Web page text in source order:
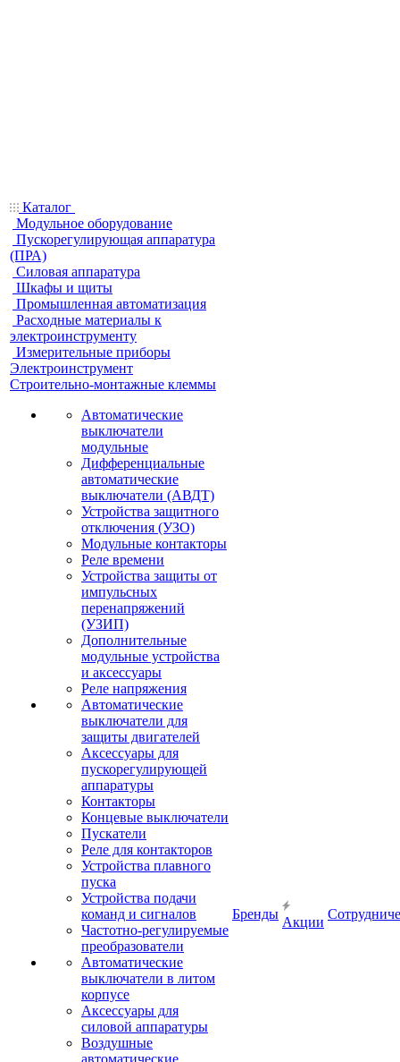
Каталог
Модульное оборудование
Пускорегулирующая аппаратура
(ПРА)
Силовая аппаратура
Шкафы и щиты
Промышленная автоматизация
Расходные материалы к
электроинструменту
Измерительные приборы
Электроинструмент
Строительно-монтажные клеммы
Автоматические
выключатели
модульные
Дифференциальные
автоматические
выключатели (АВДТ)
Устройства защитного
отключения (УЗО)
Модульные контакторы
Реле времени
Устройства защиты от
импульсных
перенапряжений
(УЗИП)
Дополнительные
модульные устройства
и аксессуары
Реле напряжения
Автоматические
выключатели для
защиты двигателей
Аксессуары для
пускорегулирующей
аппаратуры
Контакторы
Концевые выключатели
Пускатели
Реле для контакторов
Устройства плавного
пуска
Устройства подачи
команд и сигналов
Частотно-регулируемые
преобразователи
Автоматические
выключатели в литом
корпусе
Аксессуары для
силовой аппаратуры
Воздушные
автоматические
Бренды
Акции